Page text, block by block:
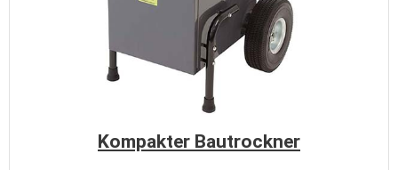
Kompakter Bautrockner